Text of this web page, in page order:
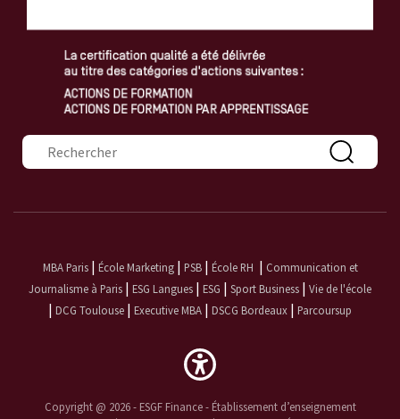
Formulaire de recherche
MBA Paris| École Marketing| PSB| École RH | Communication et
Journalisme à Paris | ESG Langues | ESG | Sport Business | Vie de l'école
| DCG Toulouse | Executive MBA | DSCG Bordeaux | Parcoursup
Copyright @ 2026 - ESGF Finance - Établissement d’enseignement